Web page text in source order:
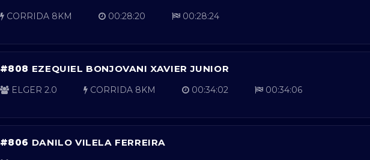
CORRIDA 8KM 00:28:20 00:28:24
#808 EZEQUIEL BONJOVANI XAVIER JUNIOR
ELGER 2.0 CORRIDA 8KM 00:34:02 00:34:06
#806 DANILO VILELA FERREIRA